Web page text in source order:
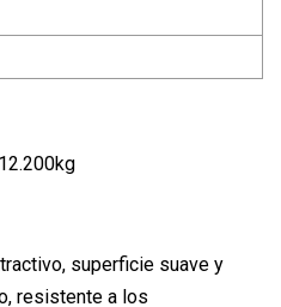
superficie suave y
resistente a los